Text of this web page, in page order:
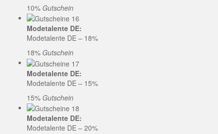
10% Gutschein
Modetalente DE:
Modetalente DE – 18%
18% Gutschein
Modetalente DE:
Modetalente DE – 15%
15% Gutschein
Modetalente DE:
Modetalente DE – 20%